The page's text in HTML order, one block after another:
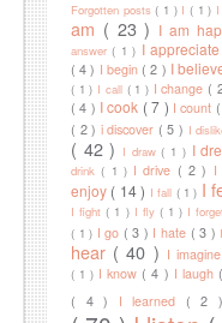
Forgotten posts( 1 ) I ( 1 )
am ( 23 ) I am
answer( 1 ) I appreciate
( 4 ) I begin ( 2 ) I
( 1 ) I call ( 1 ) I change (
( 4 ) I cook ( 7 ) I count
( 2 ) i discover ( 5 ) I
( 42 ) I draw( 1 ) I
drink( 1 ) I drive ( 2 ) I
enjoy ( 14 ) I fall ( 1 ) I
I fight( 1 ) I fly ( 1 ) I
( 1 ) I go ( 3 ) I hate ( 3 )
hear ( 40 ) I imagine
( 1 ) I know ( 4 ) I laugh
( 4 ) I learned ( 2